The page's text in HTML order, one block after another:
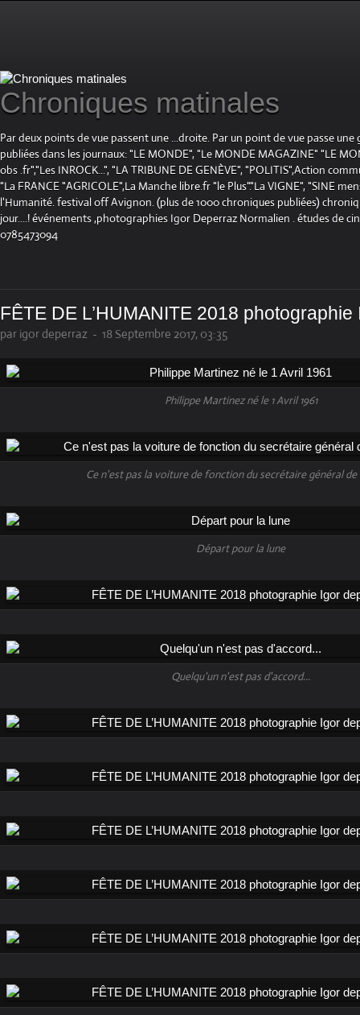
Chroniques matinales
Par deux points de vue passent une ...droite. Par un point de vue passe
publiées dans les journaux: "LE MONDE", "Le MONDE MAGAZINE" "LE
obs .fr","Les INROCK...", "LA TRIBUNE DE GENÈVE", "POLITIS",Action
"La FRANCE "AGRICOLE",La Manche libre.fr "le Plus"."La VIGNE", "SINE
l'Humanité. festival off Avignon. (plus de 1000 chroniques publiées)
jour....! événements ,photographies Igor Deperraz Normalien . études de
0785473094
FÊTE DE L’HUMANITE 2018
par igor deperraz - 18 Septembre 2017, 03:35
Philippe Martinez né le 1 Avril 1961
Ce n'est pas la voiture de fonction du secrétaire général de
Départ pour la lune
Quelqu'un n'est pas d'accord...